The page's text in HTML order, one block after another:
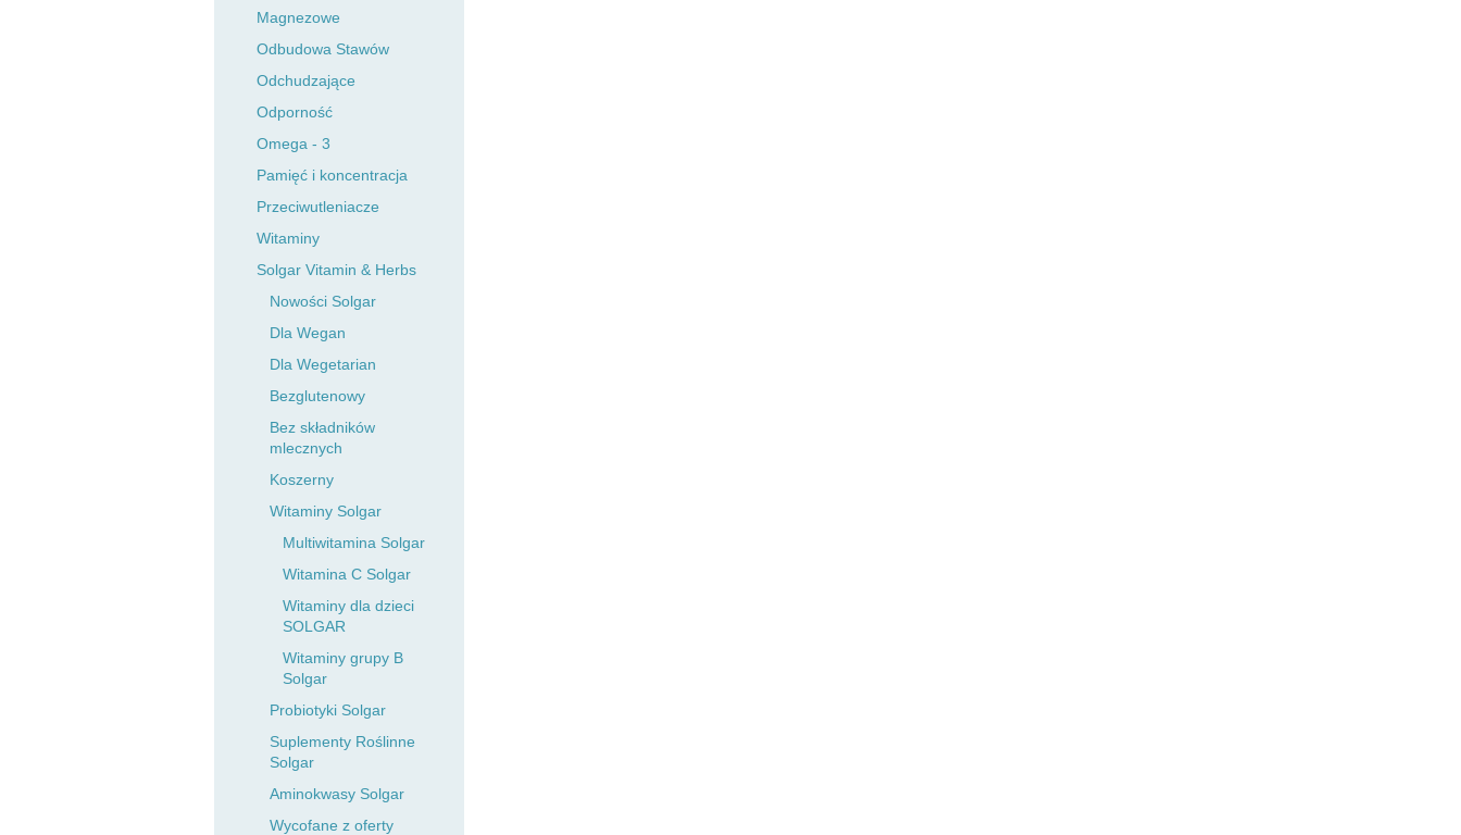
Magnezowe
Odbudowa Stawów
Odchudzające
Odporność
Omega - 3
Pamięć i koncentracja
Przeciwutleniacze
Witaminy
Solgar Vitamin & Herbs
Nowości Solgar
Dla Wegan
Dla Wegetarian
Bezglutenowy
Bez składników
mlecznych
Koszerny
Witaminy Solgar
Multiwitamina Solgar
Witamina C Solgar
Witaminy dla dzieci
SOLGAR
Witaminy grupy B
Solgar
Probiotyki Solgar
Suplementy Roślinne
Solgar
Aminokwasy Solgar
Wycofane z oferty